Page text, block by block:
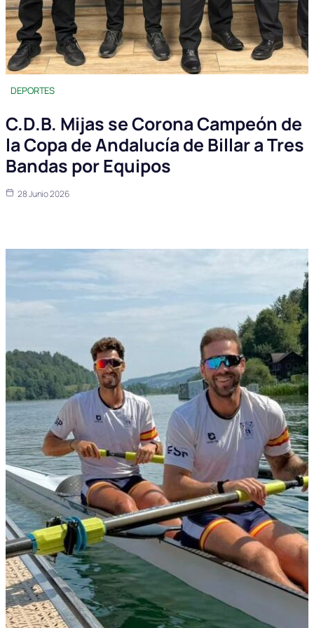
DEPORTES
C.D.B. Mijas se Corona Campeón de
la Copa de Andalucía de Billar a Tres
Bandas por Equipos
28 Junio 2026